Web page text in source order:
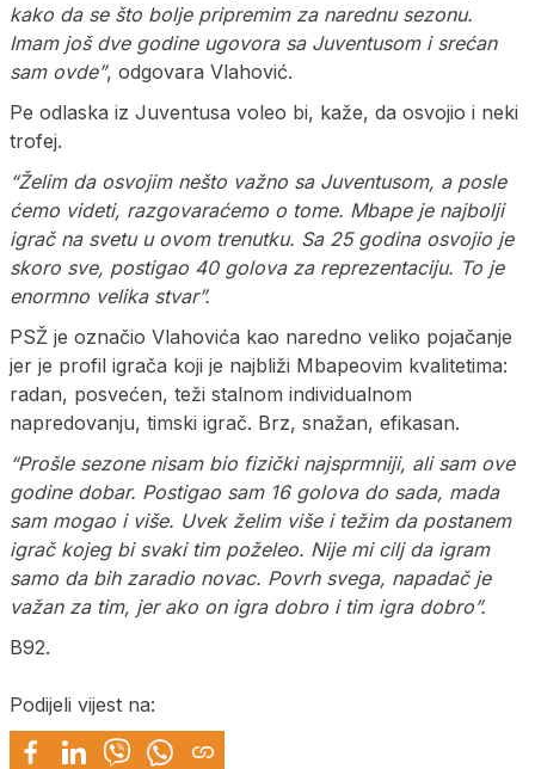
kako da se što bolje pripremim za narednu sezonu.
Imam još dve godine ugovora sa Juventusom i srećan
sam ovde”, odgovara Vlahović.
Pe odlaska iz Juventusa voleo bi, kaže, da osvojio i neki
trofej.
“Želim da osvojim nešto važno sa Juventusom, a posle
ćemo videti, razgovaraćemo o tome. Mbape je najbolji
igrač na svetu u ovom trenutku. Sa 25 godina osvojio je
skoro sve, postigao 40 golova za reprezentaciju. To je
enormno velika stvar”.
PSŽ je označio Vlahovića kao naredno veliko pojačanje
jer je profil igrača koji je najbliži Mbapeovim kvalitetima:
radan, posvećen, teži stalnom individualnom
napredovanju, timski igrač. Brz, snažan, efikasan.
“Prošle sezone nisam bio fizički najsprmniji, ali sam ove
godine dobar. Postigao sam 16 golova do sada, mada
sam mogao i više. Uvek želim više i težim da postanem
igrač kojeg bi svaki tim poželeo. Nije mi cilj da igram
samo da bih zaradio novac. Povrh svega, napadač je
važan za tim, jer ako on igra dobro i tim igra dobro”.
B92.
Podijeli vijest na: